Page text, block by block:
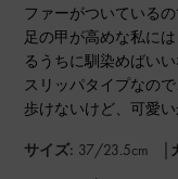
ファーがついている
足の甲が高めな私に
るうちに馴染めばいい
スリッパタイプなの
歩けないけど、可愛い
サイズ: 37/23.5cm |